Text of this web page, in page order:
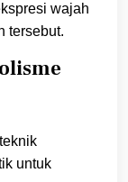
wajah
tersebut.
untuk